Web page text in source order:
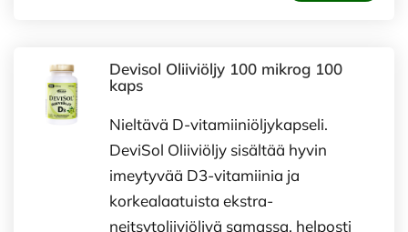
Devisol Oliiviöljy 100 mikrog 100
kaps
Nieltävä D-vitamiiniöljykapseli.
DeviSol Oliiviöljy sisältää hyvin
imeytyvää D3-vitamiinia ja
korkealaatuista ekstra-
neitsytoliiviöljyä samassa, helposti